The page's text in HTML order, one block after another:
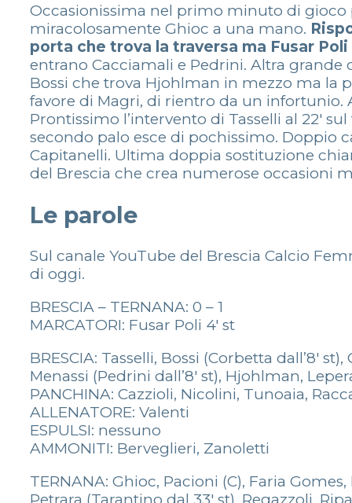
Occasionissima nel primo minuto di
miracolosamente Ghioc a una mano.
porta che trova la traversa ma Fusar
entrano Cacciamali e Pedrini. Altra grande
Bossi che trova Hjohlman in mezzo ma la
favore di Magri, di rientro da un infortunio.
Prontissimo l’intervento di Tasselli al 22′
secondo palo esce di pochissimo. Doppio
Capitanelli. Ultima doppia sostituzione
del Brescia che crea numerose occasioni
Le parole
Sul canale YouTube del Brescia Calcio
di oggi.
BRESCIA – TERNANA: 0 – 1
MARCATORI: Fusar Poli 4′ st
BRESCIA: Tasselli, Bossi (Corbetta dall’8′
Menassi (Pedrini dall’8′ st), Hjohlman,
PANCHINA: Cazzioli, Nicolini, Tunoaia,
ALLENATORE: Valenti
ESPULSI: nessuno
AMMONITI: Berveglieri, Zanoletti
TERNANA: Ghioc, Pacioni (C), Faria